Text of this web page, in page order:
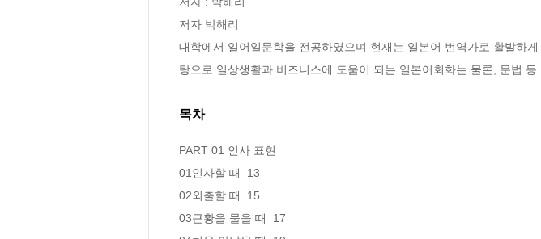
저자 박해리
대학에서 일어일문학을 전공하였으며 현재는 일본어 번역가로 활발하
탕으로 일상생활과 비즈니스에 도움이 되는 일본어회화는 물론, 문법
목차
PART 01 인사 표현
01인사할 때  13
02외출할 때  15
03근황을 물을 때  17